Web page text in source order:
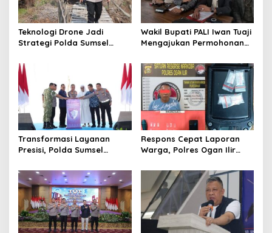
Teknologi Drone Jadi
Strategi Polda Sumsel
Wilayah Rawan Ogan Ilir
Wakil Bupati PALI Iwan Tuaji
Mengajukan Permohonan
Transformasi Layanan
Presisi, Polda Sumsel
Standar Baru Bebas Pungli
Respons Cepat Laporan
Warga, Polres Ogan Ilir
Pemulutan Selatan